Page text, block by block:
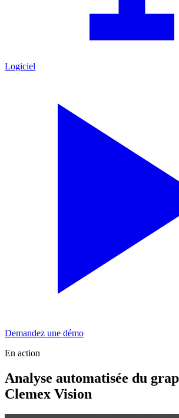
Logiciel
Demandez une démo
En action
Analyse automatisée du
Clemex Vision